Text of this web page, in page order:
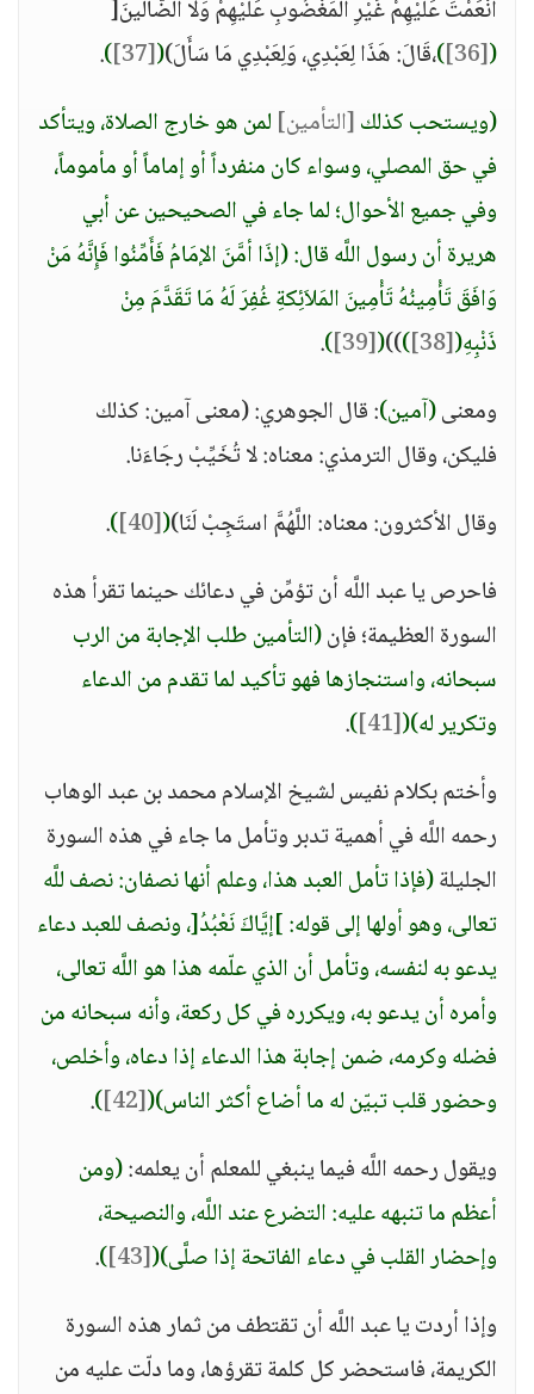
أَنْعَمْتَ عَلَيْهِمْ غَيْرِ الْمَغْضُوبِ عَلَيْهِمْ وَلَا الضَّالِّينَ[
(
[36]
)،قَالَ: هَذَا لِعَبْدِي، وَلِعَبْدِي مَا سَأَلَ)(
[37]
)
.
(ويستحب كذلك[التأمين] لمن هو خارج الصلاة، ويتأكد
في حق المصلي، وسواء كان منفرداً أو إماماً أو مأموماً،
وفي جميع الأحوال؛ لما جاء في الصحيحين عن أبي
هريرة أن رسول اللَّه قال: (إذَا أمَّنَ الإمَامُ فَأَمِّنُوا فَإِنَّهُ مَنْ
وَافَقَ تَأْمِينُهُ تَأْمِينَ المَلاَئِكةِ غُفِرَ لَهُ مَا تَقَدَّمَ مِنْ
ذَنْبِهِ([38]
)
))
(
[39]
)
.
ومعنى(آمين): قال الجوهري: (معنى آمين: كذلك
فليكن، وقال الترمذي: معناه: لا تُخَيِّبْ رجَاءَنا.
وقال الأكثرون: معناه: اللَّهُمَّ استَجِبْ لَنَا)(
[40]
)
.
فاحرص يا عبد اللَّه أن تؤمِّن في دعائك حينما تقرأ هذه
السورة العظيمة؛ فإن(التأمين طلب الإجابة من الرب
سبحانه، واستنجازها فهو تأكيد لما تقدم من الدعاء
وتكرير له)(
[41]
)
.
وأختم بكلام نفيس لشيخ الإسلام محمد بن عبد الوهاب
رحمه اللَّه في أهمية تدبر وتأمل ما جاء في هذه السورة
الجليلة(فإذا تأمل العبد هذا، وعلم أنها نصفان: نصف للَّه
تعالى، وهو أولها إلى قوله: ]إيَّاكَ نَعْبُدُ[، ونصف للعبد دعاء
يدعو به لنفسه، وتأمل أن الذي علّمه هذا هو اللَّه تعالى،
وأمره أن يدعو به، ويكرره في كل ركعة، وأنه سبحانه من
فضله وكرمه، ضمن إجابة هذا الدعاء إذا دعاه، وأخلص،
وحضور قلب تبيّن له ما أضاع أكثر الناس)(
[42]
)
.
ويقول رحمه اللَّه فيما ينبغي للمعلم أن يعلمه:(ومن
أعظم ما تنبهه عليه: التضرع عند اللَّه، والنصيحة،
وإحضار القلب في دعاء الفاتحة إذا صلَّى)(
[43]
)
.
وإذا أردت يا عبد اللَّه أن تقتطف من ثمار هذه السورة
الكريمة، فاستحضر كل كلمة تقرؤها، وما دلّت عليه من